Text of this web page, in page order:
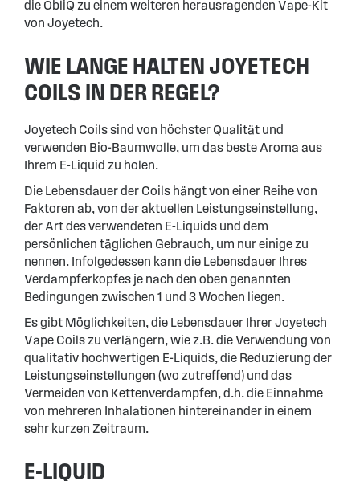
die ObliQ zu einem weiteren herausragenden Vape-Kit
von Joyetech.
WIE LANGE HALTEN JOYETECH
COILS IN DER REGEL?
Joyetech Coils sind von höchster Qualität und
verwenden Bio-Baumwolle, um das beste Aroma aus
Ihrem E-Liquid zu holen.
Die Lebensdauer der Coils hängt von einer Reihe von
Faktoren ab, von der aktuellen Leistungseinstellung,
der Art des verwendeten E-Liquids und dem
persönlichen täglichen Gebrauch, um nur einige zu
nennen. Infolgedessen kann die Lebensdauer Ihres
Verdampferkopfes je nach den oben genannten
Bedingungen zwischen 1 und 3 Wochen liegen.
Es gibt Möglichkeiten, die Lebensdauer Ihrer Joyetech
Vape Coils zu verlängern, wie z.B. die Verwendung von
qualitativ hochwertigen E-Liquids, die Reduzierung der
Leistungseinstellungen (wo zutreffend) und das
Vermeiden von Kettenverdampfen, d.h. die Einnahme
von mehreren Inhalationen hintereinander in einem
sehr kurzen Zeitraum.
E-LIQUID